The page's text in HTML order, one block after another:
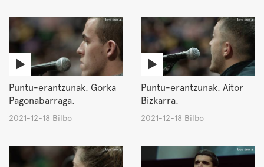
Puntu-erantzunak. Gorka
Pagonabarraga.
2021-12-18 Bilbo
Puntu-erantzunak. Aitor
Bizkarra.
2021-12-18 Bilbo